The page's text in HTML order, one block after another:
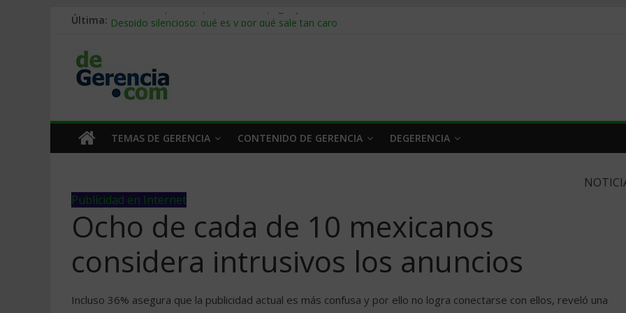
Última: Stablecoins para empresas: cómo pagar y cobrar en 2026
Trabajo forzoso en la cadena de suministro: qué hacer
Mercado hispano de EE. UU.: cómo segmentarlo y venderle
TEMAS DE GERENCIA CONTENIDO DE GERENCIA DEGERENCIA
Publicidad en Internet
Ocho de cada de 10 mexicanos
considera intrusivos los anuncios
Incluso 36% asegura que la publicidad actual es más confusa y por ello no logra conectarse con ellos, reveló una